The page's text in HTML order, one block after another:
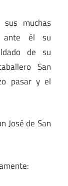
muchas
ante él su
de su
San
pasar y el
José de San